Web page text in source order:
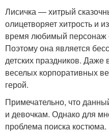
Лисичка — хитрый
олицетворяет хитрость и
время любимый персонаж
Поэтому она является
детских праздников. Даже
веселых корпоративных
герой.
Примечательно, что
и девочкам. Однако для
проблема поиска